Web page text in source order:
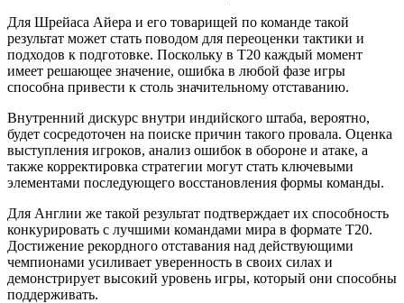
Для Шрейаса Айера и его товарищей по команде такой
результат может стать поводом для переоценки тактики и
подходов к подготовке. Поскольку в T20 каждый момент
имеет решающее значение, ошибка в любой фазе игры
способна привести к столь значительному отставанию.
Внутренний дискурс внутри индийского штаба, вероятно,
будет сосредоточен на поиске причин такого провала. Оценка
выступления игроков, анализ ошибок в обороне и атаке, а
также корректировка стратегии могут стать ключевыми
элементами последующего восстановления формы команды.
Для Англии же такой результат подтверждает их способность
конкурировать с лучшими командами мира в формате T20.
Достижение рекордного отставания над действующими
чемпионами усиливает уверенность в своих силах и
демонстрирует высокий уровень игры, который они способны
поддерживать.